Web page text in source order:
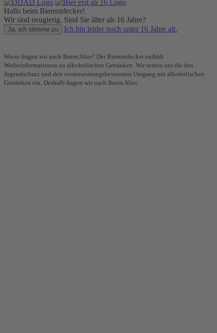
Hallo beim Bierentdecker!
Wir sind neugierig. Sind Sie älter als 16 Jahre?
Ja, ich stimme zu Ich bin leider noch unter 16 Jahre alt.
Wieso fragen wir nach Ihrem Alter? Der Bierentdecker enthält
Werbeinformationen zu alkoholischen Getränken. Wir setzen uns für den
Jugendschutz und den verantwortungsbewussten Umgang mit alkoholischen
Getränken ein. Deshalb fragen wir nach Ihrem Alter.